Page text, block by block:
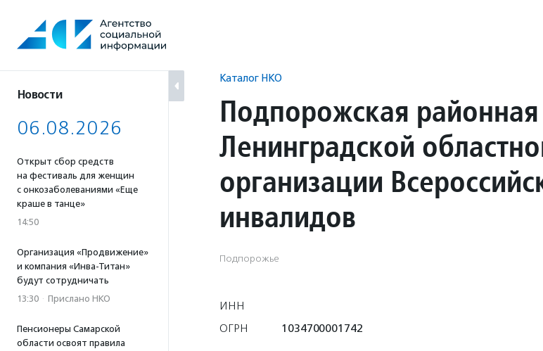
содержанию
Новости
06.08.2026
Открыт сбор средств
на фестиваль для женщин
с онкозаболеваниями «Еще
краше в танце»
14:50
Организация «Продвижение»
и компания «Инва-Титан»
будут сотрудничать
13:30 · Прислано НКО
Пенсионеры Самарской
области освоят правила
Каталог НКО
Подпорожская
Ленинградской
организации
инвалидов
Подпорожье
ИНН
ОГРН
1034700001742